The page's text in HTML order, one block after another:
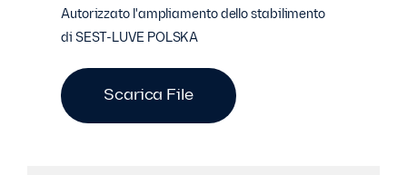
Autorizzato l'ampliamento dello stabilimento
di SEST-LUVE POLSKA
Scarica File